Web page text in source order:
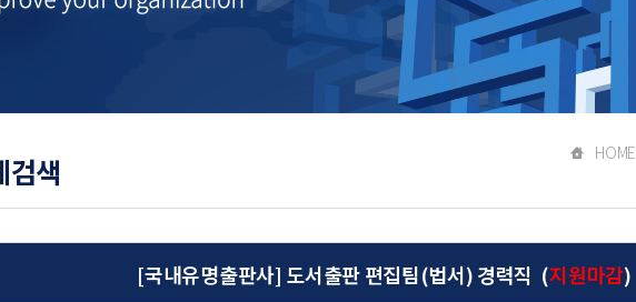
HOME
검색
[국내유명출판사] 도서출판 편집팀(법서) 경력직 (지원마감)